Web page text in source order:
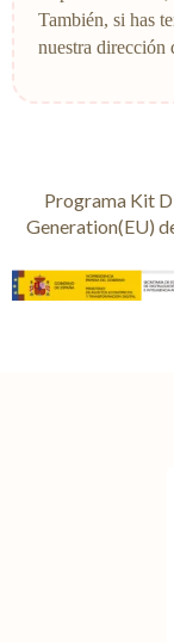
También, si has
nuestra dirección
Programa Kit
Generation(EU)